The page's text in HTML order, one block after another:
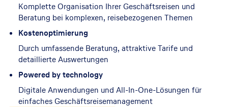
Komplette Organisation Ihrer Geschäftsreisen und
Beratung bei komplexen, reisebezogenen Themen
Kostenoptimierung
Durch umfassende Beratung, attraktive Tarife und
detaillierte Auswertungen
Powered by technology
Digitale Anwendungen und All-In-One-Lösungen für
einfaches Geschäftsreisemanagement